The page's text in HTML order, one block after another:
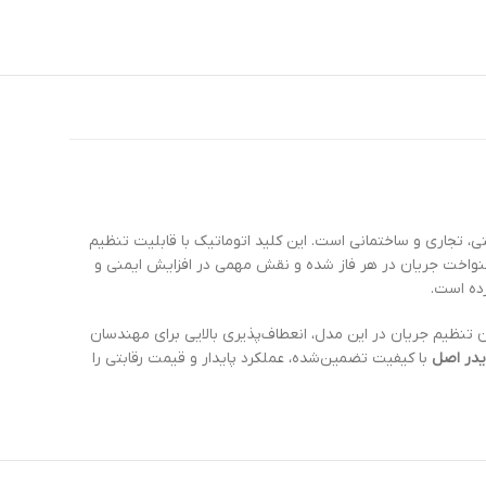
تجاری و ساختمانی است. این کلید اتوماتیک با قابلیت تنظیم
جریان در هر فاز شده و نقش مهمی در افزایش ایمنی و
است.
تنظیم جریان در این مدل، انعطاف‌پذیری بالایی برای مهندسان
با کیفیت تضمین‌شده، عملکرد پایدار و قیمت رقابتی را